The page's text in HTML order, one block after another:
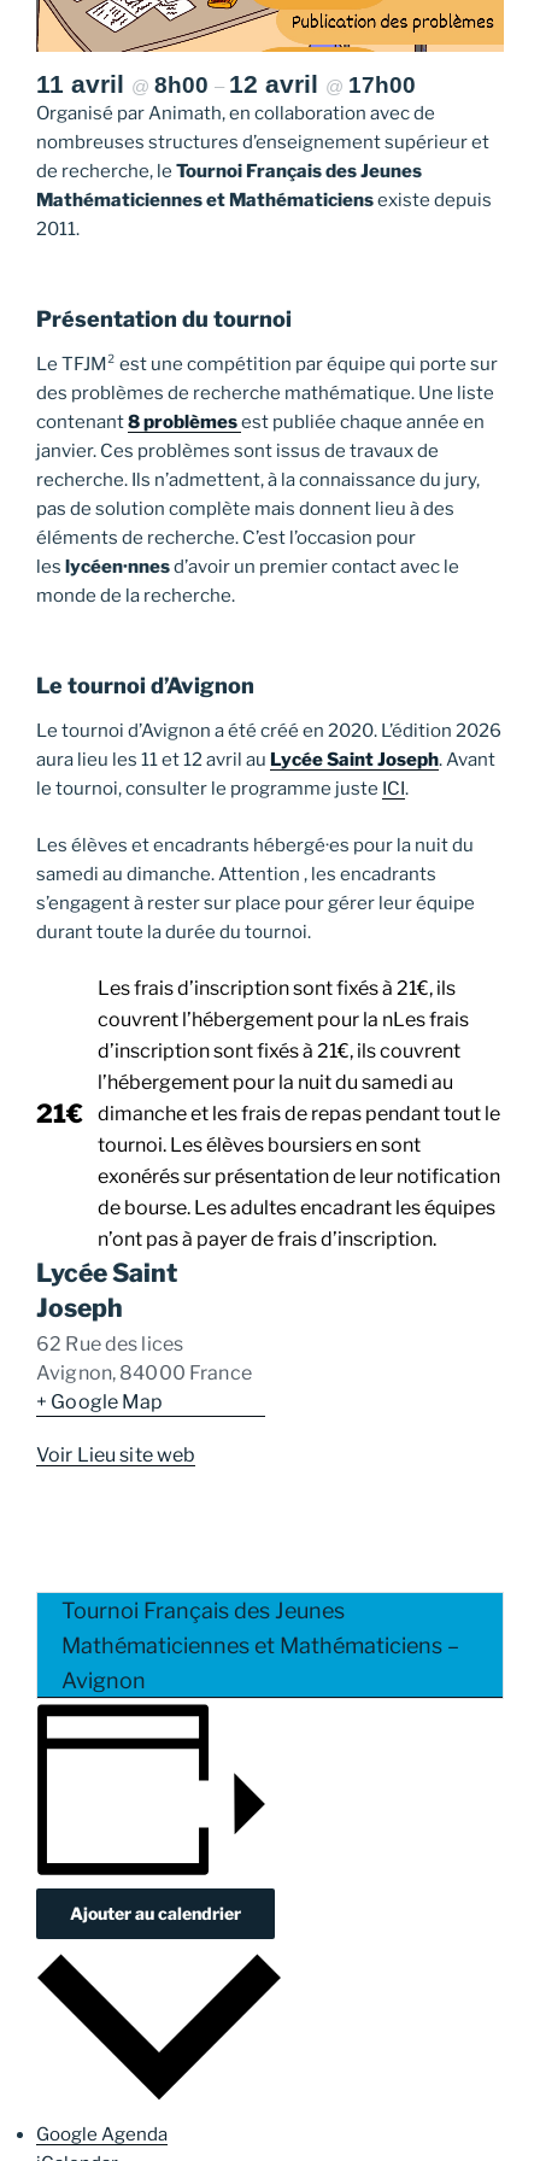
11 avril @ 8h00 – 12 avril @ 17h00
Organisé par Animath, en collaboration avec de
nombreuses structures d’enseignement supérieur et
de recherche, le Tournoi Français des Jeunes
Mathématiciennes et Mathématiciensexiste depuis
2011.
Présentation du tournoi
Le TFJM² est une compétition par équipe qui porte sur
des problèmes de recherche mathématique. Une liste
contenant8 problèmesest publiée chaque année en
janvier. Ces problèmes sont issus de travaux de
recherche. Ils n’admettent, à la connaissance du jury,
pas de solution complète mais donnent lieu à des
éléments de recherche. C’est l’occasion pour
les lycéen·nnesd’avoir un premier contact avec le
monde de la recherche.
Le tournoi d’Avignon
Le tournoi d’Avignon a été créé en 2020. L’édition 2026
aura lieu les 11 et 12 avril au Lycée Saint Joseph. Avant
le tournoi, consulter le programme juste ICI.
Les élèves et encadrants hébergé·es pour la nuit du
samedi au dimanche. Attention , les encadrants
s’engagent à rester sur place pour gérer leur équipe
durant toute la durée du tournoi.
21€
Les frais d’inscription sont fixés à 21€, ils
couvrent l’hébergement pour la nLes frais
d’inscription sont fixés à 21€, ils couvrent
l’hébergement pour la nuit du samedi au
dimanche et les frais de repas pendant tout le
tournoi. Les élèves boursiers en sont
exonérés sur présentation de leur notification
de bourse. Les adultes encadrant les équipes
n’ont pas à payer de frais d’inscription.
Lycée Saint
Joseph
62 Rue des lices
Avignon, 84000 France
+ Google Map
Voir Lieu site web
Tournoi Français des Jeunes
Mathématiciennes et Mathématiciens –
Avignon
Ajouter au calendrier
Google Agenda